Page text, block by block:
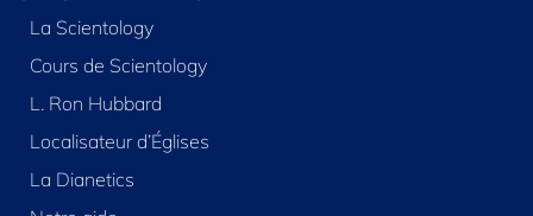
La Scientology
Cours de Scientology
L. Ron Hubbard
Localisateur d’Églises
La Dianetics